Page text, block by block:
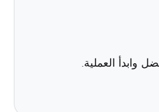
وابدأ العملية.